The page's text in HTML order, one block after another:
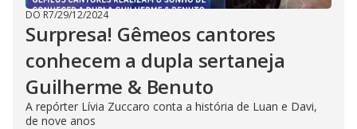
DO R7/29/12/2024
Surpresa! Gêmeos cantores
conhecem a dupla sertaneja
Guilherme & Benuto
A repórter Lívia Zuccaro conta a história de Luan e Davi,
de nove anos